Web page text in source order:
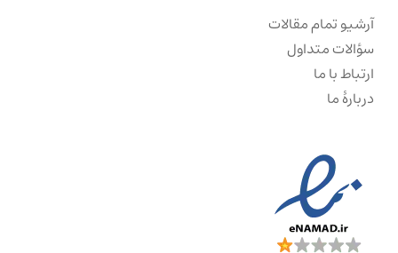
آرشیو تمام مقالات
سؤالات متداول
ارتباط با ما
دربارهٔ ما